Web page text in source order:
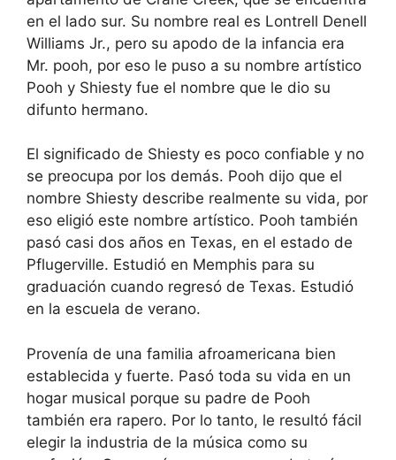
en el lado sur. Su nombre real es Lontrell Denell
Williams Jr., pero su apodo de la infancia era
Mr. pooh, por eso le puso a su nombre artístico
Pooh y Shiesty fue el nombre que le dio su
difunto hermano.
El significado de Shiesty es poco confiable y no
se preocupa por los demás. Pooh dijo que el
nombre Shiesty describe realmente su vida, por
eso eligió este nombre artístico. Pooh también
pasó casi dos años en Texas, en el estado de
Pflugerville. Estudió en Memphis para su
graduación cuando regresó de Texas. Estudió
en la escuela de verano.
Provenía de una familia afroamericana bien
establecida y fuerte. Pasó toda su vida en un
hogar musical porque su padre de Pooh
también era rapero. Por lo tanto, le resultó fácil
elegir la industria de la música como su